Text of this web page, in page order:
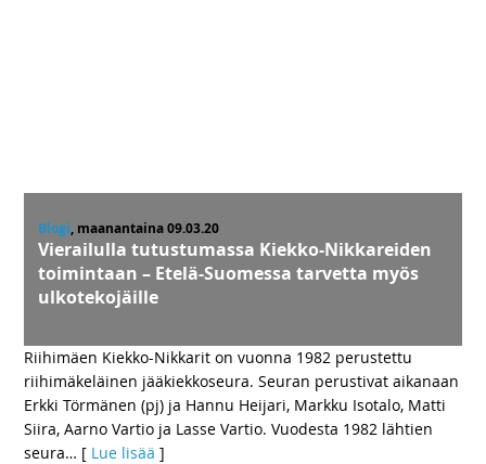
Blogi, maanantaina 09.03.20
Vierailulla tutustumassa Kiekko-Nikkareiden
toimintaan – Etelä-Suomessa tarvetta myös
ulkotekojäille
Riihimäen Kiekko-Nikkarit on vuonna 1982 perustettu
riihimäkeläinen jääkiekkoseura. Seuran perustivat aikanaan
Erkki Törmänen (pj) ja Hannu Heijari, Markku Isotalo, Matti
Siira, Aarno Vartio ja Lasse Vartio. Vuodesta 1982 lähtien
seura… [ Lue lisää ]